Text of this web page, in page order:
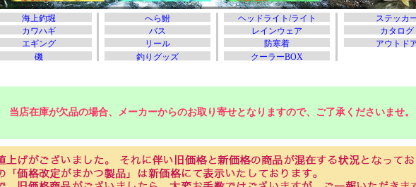
当店在庫が欠品の場合、メーカーからのお取り寄せとなりますので、ご了承くださいませ。